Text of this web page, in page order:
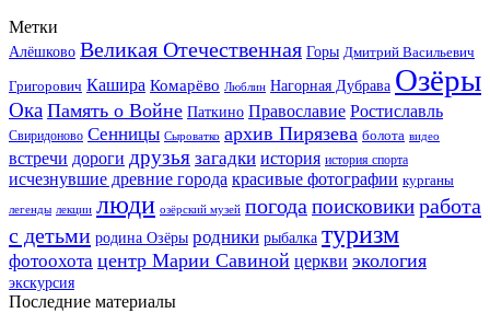
Метки
Алёшково Великая Отечественная Горы Дмитрий Васильевич
Григорович Кашира Комарёво Люблин Нагорная Дубрава Озёры
Ока Память о Войне Паткино Православие Ростиславль
Свиридоново Сенницы Сыроватко архив Пирязева болота видео
встречи дороги друзья загадки история история спорта
исчезнувшие древние города красивые фотографии курганы
легенды лекции люди озёрский музей погода поисковикиработа
с детьми родина Озёры родники рыбалка туризм
фотоохота центр Марии Савиной церкви экология
экскурсия
Последние материалы